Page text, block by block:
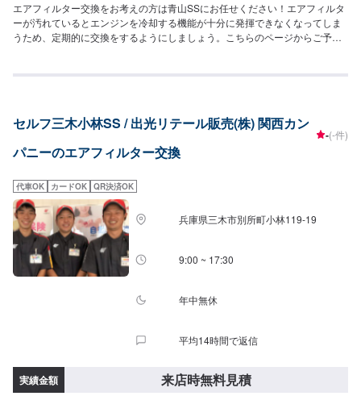
エアフィルター交換をお考えの方は青山SSにお任せください！エアフィルタ
ーが汚れているとエンジンを冷却する機能が十分に発揮できなくなってしま
うため、定期的に交換をするようにしましょう。こちらのページからご予約
セルフ三木小林SS / 出光リテール販売(株) 関西カン
パニーのエアフィルター交換
-(-件)
代車OK カードOK QR決済OK
兵庫県三木市別所町小林119-19
9:00 ~ 17:30
年中無休
平均14時間で返信
実績金額 来店時無料見積